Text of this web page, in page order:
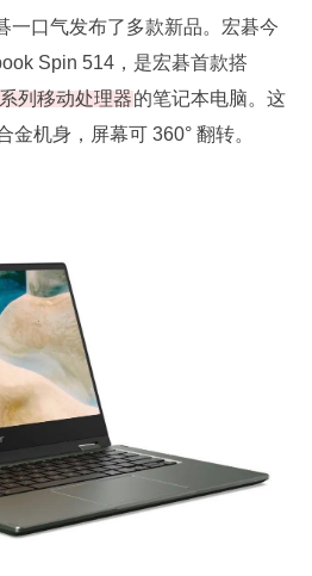
一口气发布了多款新品。宏碁今
Spin 514，是宏碁首款搭
列移动处理器的笔记本电脑。这
机身，屏幕可 360° 翻转。